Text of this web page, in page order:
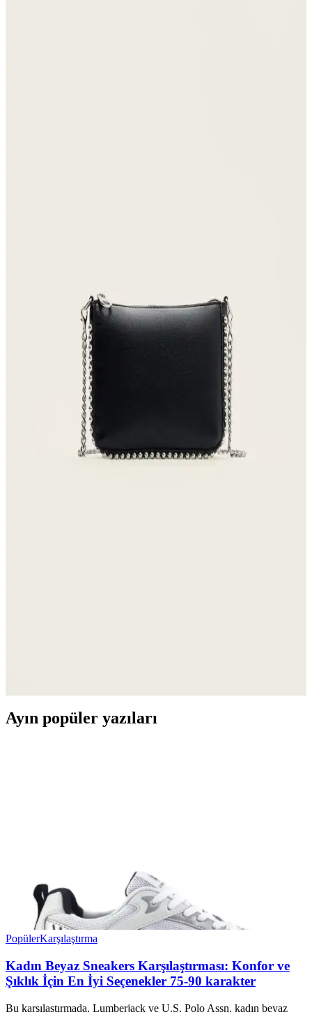
fiyatıyla günlük kullanım için ideal bir tercih.
Luminos Butik Kadın Siyah Ponponlu Kulaklıklı
Şapka ve Bere Karşılaştırması
Luminos Butik'in siyah ponponlu kulaklıklı şapkası ve kışı ısıtan
bere, şıklık ve sıcaklığı bir arada sunar. Her iki ürün de kadınlar için
tasarlanmış, konforlu ve şık seçeneklerdir.
Kadın Beyaz Sneakers Karşılaştırması: Konfor ve
Şıklık İçin En İyi Seçenekler 75-90 karakter
Bu karşılaştırmada, Lumberjack ve U.S. Polo Assn. kadın beyaz
Ayın popüler yazıları
PopülerKarşılaştırma
Kadın Beyaz Sneakers Karşılaştırması: Konfor ve
Şıklık İçin En İyi Seçenekler 75-90 karakter
Bu karşılaştırmada, Lumberjack ve U.S. Polo Assn. kadın beyaz